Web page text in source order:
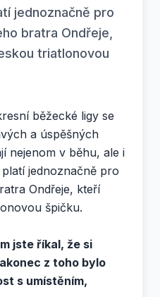
jednoznačně pro
bratra Ondřeje,
triatlonovou
běžecké ligy se
a úspěšných
nejenom v běhu, ale i
jednoznačně pro
Ondřeje, kteří
špičku.
jste říkal, že si
z toho bylo
s umístěním,